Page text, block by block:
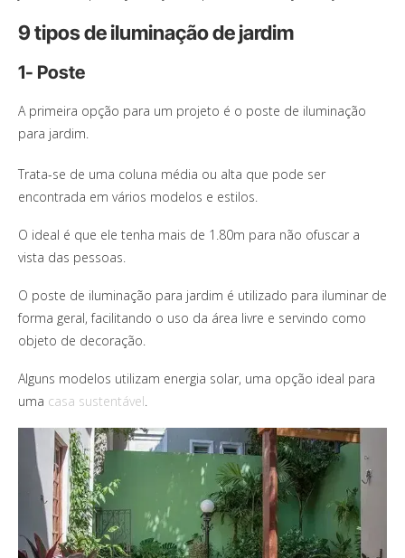
9 tipos de iluminação de jardim
1- Poste
A primeira opção para um projeto é o poste de iluminação
para jardim.
Trata-se de uma coluna média ou alta que pode ser
encontrada em vários modelos e estilos.
O ideal é que ele tenha mais de 1.80m para não ofuscar a
vista das pessoas.
O poste de iluminação para jardim é utilizado para iluminar de
forma geral, facilitando o uso da área livre e servindo como
objeto de decoração.
Alguns modelos utilizam energia solar, uma opção ideal para
uma casa sustentável